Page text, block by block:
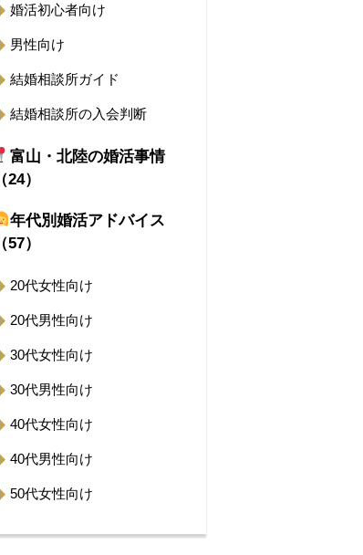
婚活初心者向け
男性向け
結婚相談所ガイド
結婚相談所の入会判断
富山・北陸の婚活事情
（24）
年代別婚活アドバイス
（57）
20代女性向け
20代男性向け
30代女性向け
30代男性向け
40代女性向け
40代男性向け
50代女性向け